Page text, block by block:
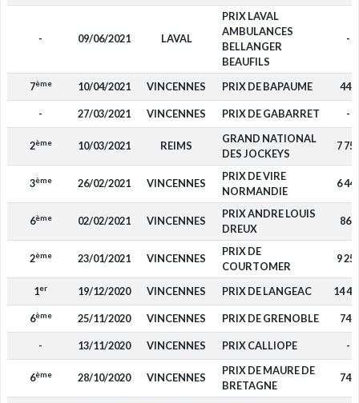
- 09/06/2021 LAVAL
PRIX LAVAL
AMBULANCES
BELLANGER
BEAUFILS
-
7ème 10/04/2021 VINCENNES PRIX DE BAPAUME 440
- 27/03/2021 VINCENNES PRIX DE GABARRET -
2ème 10/03/2021 REIMS
GRAND NATIONAL
DES JOCKEYS
7
3ème 26/02/2021 VINCENNES
PRIX DE VIRE
NORMANDIE
6
6ème 02/02/2021 VINCENNES
PRIX ANDRE LOUIS
DREUX
860
2ème 23/01/2021 VINCENNES
PRIX DE
COURTOMER
9
1er 19/12/2020 VINCENNES PRIX DE LANGEAC 14
6ème 25/11/2020 VINCENNES PRIX DE GRENOBLE 740
- 13/11/2020 VINCENNES PRIX CALLIOPE -
6ème 28/10/2020 VINCENNES
PRIX DE MAURE DE
BRETAGNE
740